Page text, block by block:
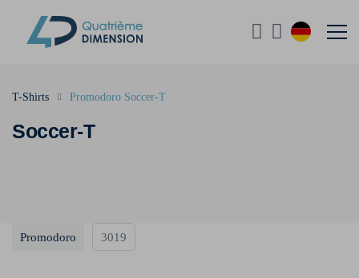
Soccer-T
T-Shirts Promodoro Soccer-T
Promodoro 3019